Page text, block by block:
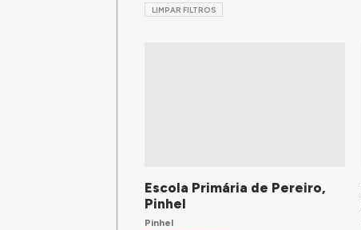
LIMPAR FILTROS
Escola Primária de Pereiro,
Pinhel
Pinhel